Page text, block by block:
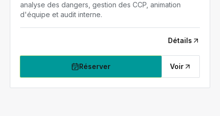
analyse des dangers, gestion des CCP, animation
d'équipe et audit interne.
Détails
Réserver Voir